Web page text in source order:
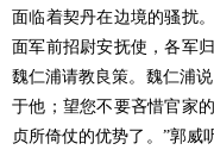
面临着契丹在边境的骚扰
面军前招尉安抚使，各军
魏仁浦请教良策。魏仁浦
于他；望您不要吝惜官家
贞所倚仗的优势了。”郭威